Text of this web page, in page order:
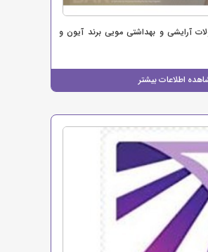
آرایشی و بهداشتی مویی برند آیون و
اطلاعات بیشتر